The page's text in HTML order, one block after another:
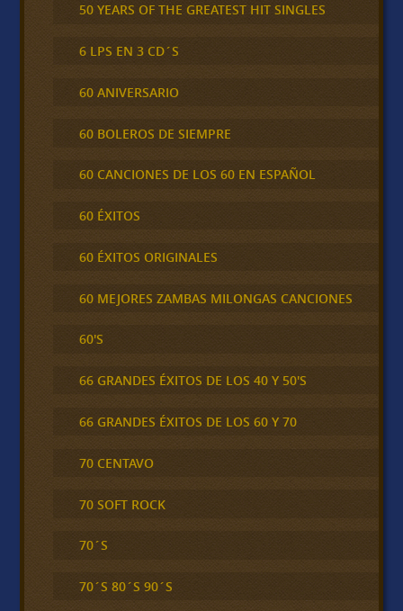
50 YEARS OF THE GREATEST HIT SINGLES
6 LPS EN 3 CD´S
60 ANIVERSARIO
60 BOLEROS DE SIEMPRE
60 CANCIONES DE LOS 60 EN ESPAÑOL
60 ÉXITOS
60 ÉXITOS ORIGINALES
60 MEJORES ZAMBAS MILONGAS CANCIONES
60'S
66 GRANDES ÉXITOS DE LOS 40 Y 50'S
66 GRANDES ÉXITOS DE LOS 60 Y 70
70 CENTAVO
70 SOFT ROCK
70´S
70´S 80´S 90´S